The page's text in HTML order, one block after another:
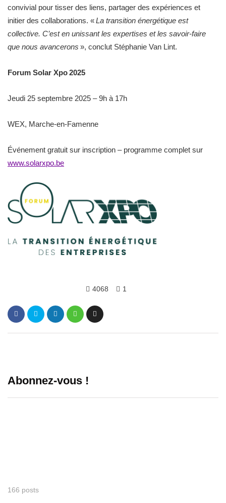
convivial pour tisser des liens, partager des expériences et
initier des collaborations. «La transition énergétique est
collective. C’est en unissant les expertises et les savoir-faire
que nous avancerons », conclut Stéphanie Van Lint.
Forum Solar Xpo 2025
Jeudi 25 septembre 2025 – 9h à 17h
WEX, Marche-en-Famenne
Événement gratuit sur inscription – programme complet sur
www.solarxpo.be
4068 1
Abonnez-vous !
166 posts